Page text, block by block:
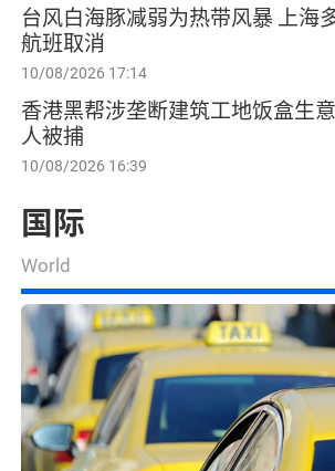
台风白海豚减弱为热带风暴 上海
航班取消
10/08/2026 17:14
香港黑帮涉垄断建筑工地饭盒生
人被捕
10/08/2026 16:39
国际
World